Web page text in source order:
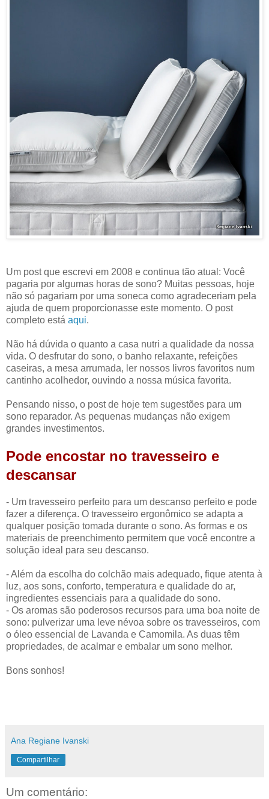
Um post que escrevi em 2008 e continua tão atual: Você
pagaria por algumas horas de sono? Muitas pessoas, hoje
não só pagariam por uma soneca como agradeceriam pela
ajuda de quem proporcionasse este momento. O post
completo está aqui.
Não há dúvida o quanto a casa nutri a qualidade da nossa
vida. O desfrutar do sono, o banho relaxante, refeições
caseiras, a mesa arrumada, ler nossos livros favoritos num
cantinho acolhedor, ouvindo a nossa música favorita.
Pensando nisso, o post de hoje tem sugestões para um
sono reparador. As pequenas mudanças não exigem
grandes investimentos.
Pode encostar no travesseiro e
descansar
- Um travesseiro perfeito para um descanso perfeito e pode
fazer a diferença. O travesseiro ergonômico se adapta a
qualquer posição tomada durante o sono. As formas e os
materiais de preenchimento permitem que você encontre a
solução ideal para seu descanso.
- Além da escolha do colchão mais adequado, fique atenta à
luz, aos sons, conforto, temperatura e qualidade do ar,
ingredientes essenciais para a qualidade do sono.
- Os aromas são poderosos recursos para uma boa noite de
sono: pulverizar uma leve névoa sobre os travesseiros, com
o óleo essencial de Lavanda e Camomila. As duas têm
propriedades, de acalmar e embalar um sono melhor.
Bons sonhos!
Ana Regiane Ivanski
Compartilhar
Um comentário: